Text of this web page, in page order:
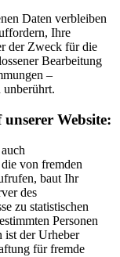
Daten verbleiben
Ihre
der Zweck für die
Bearbeitung
–
unberührt.
Website:
von fremden
baut Ihr
des
zu statistischen
Personen
ist der Urheber
für fremde